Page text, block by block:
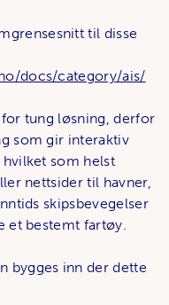
til disse
docs/category/ais/
tung løsning, derfor
som gir interaktiv
som helst
nettsider til havner,
skipsbevegelser
et bestemt fartøy.
bygges inn der dette